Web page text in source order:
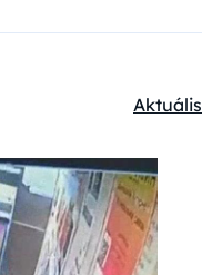
Aktuális